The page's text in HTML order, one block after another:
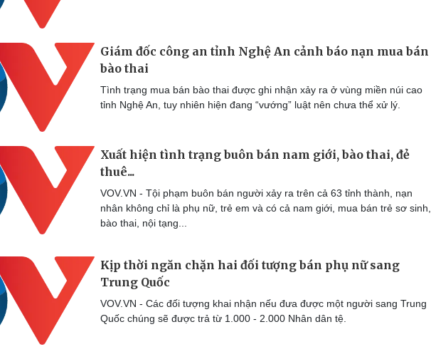
Giám đốc công an tỉnh Nghệ An cảnh báo nạn mua bán
bào thai
Tình trạng mua bán bào thai được ghi nhận xảy ra ở vùng miền núi cao
tỉnh Nghệ An, tuy nhiên hiện đang “vướng” luật nên chưa thể xử lý.
Xuất hiện tình trạng buôn bán nam giới, bào thai, đẻ
thuê...
VOV.VN - Tội phạm buôn bán người xảy ra trên cả 63 tỉnh thành, nạn
nhân không chỉ là phụ nữ, trẻ em và có cả nam giới, mua bán trẻ sơ sinh,
bào thai, nội tạng...
Kịp thời ngăn chặn hai đối tượng bán phụ nữ sang
Trung Quốc
VOV.VN - Các đối tượng khai nhận nếu đưa được một người sang Trung
Quốc chúng sẽ được trả từ 1.000 - 2.000 Nhân dân tệ.